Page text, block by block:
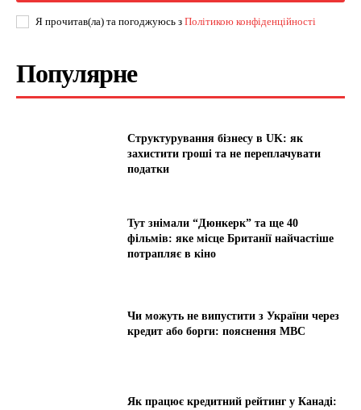
Я прочитав(ла) та погоджуюсь з Політикою конфіденційності
Популярне
Структурування бізнесу в UK: як
захистити гроші та не переплачувати
податки
Тут знімали “Дюнкерк” та ще 40
фільмів: яке місце Британії найчастіше
потрапляє в кіно
Чи можуть не випустити з України через
кредит або борги: пояснення МВС
Як працює кредитний рейтинг у Канаді: